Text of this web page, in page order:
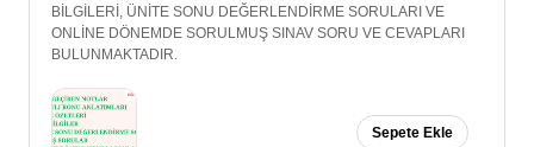
BİLGİLERİ, ÜNİTE SONU DEĞERLENDİRME SORULARI VE
ONLİNE DÖNEMDE SORULMUŞ SINAV SORU VE CEVAPLARI
BULUNMAKTADIR.
Sepete Ekle